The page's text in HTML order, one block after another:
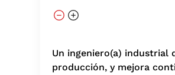
Un ingeniero(a) industrial
producción, y mejora